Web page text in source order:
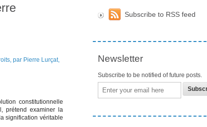
constitutionnelle
prétend examiner la
signification véritable
Subscribe to RSS feed
Newsletter
Subscribe to be notified of future posts.
Email